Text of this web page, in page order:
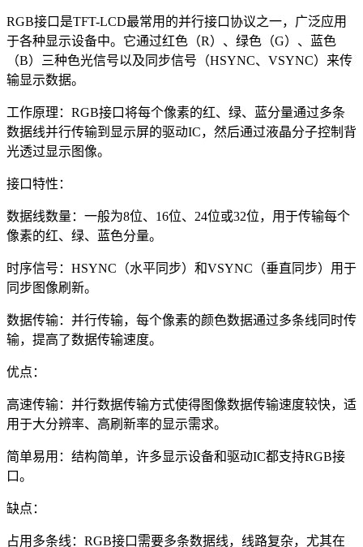
RGB接口是TFT-LCD最常用的并行接口协议之一，广泛应用
于各种显示设备中。它通过红色（R）、绿色（G）、蓝色
（B）三种色光信号以及同步信号（HSYNC、VSYNC）来传
输显示数据。
工作原理：RGB接口将每个像素的红、绿、蓝分量通过多条
数据线并行传输到显示屏的驱动IC，然后通过液晶分子控制背
光透过显示图像。
接口特性：
数据线数量：一般为8位、16位、24位或32位，用于传输每个
像素的红、绿、蓝色分量。
时序信号：HSYNC（水平同步）和VSYNC（垂直同步）用于
同步图像刷新。
数据传输：并行传输，每个像素的颜色数据通过多条线同时传
输，提高了数据传输速度。
优点：
高速传输：并行数据传输方式使得图像数据传输速度较快，适
用于大分辨率、高刷新率的显示需求。
简单易用：结构简单，许多显示设备和驱动IC都支持RGB接
口。
缺点：
占用多条线：RGB接口需要多条数据线，线路复杂，尤其在